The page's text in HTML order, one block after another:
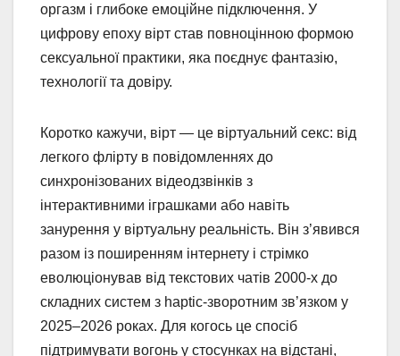
оргазм і глибоке емоційне підключення. У
цифрову епоху вірт став повноцінною формою
сексуальної практики, яка поєднує фантазію,
технології та довіру.
Коротко кажучи, вірт — це віртуальний секс: від
легкого флірту в повідомленнях до
синхронізованих відеодзвінків з
інтерактивними іграшками або навіть
занурення у віртуальну реальність. Він з’явився
разом із поширенням інтернету і стрімко
еволюціонував від текстових чатів 2000-х до
складних систем з haptic-зворотним зв’язком у
2025–2026 роках. Для когось це спосіб
підтримувати вогонь у стосунках на відстані,